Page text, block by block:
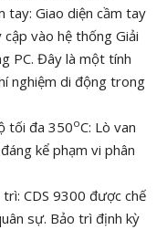
tay: Giao diện cầm tay
vào hệ thống Giải
PC. Đây là một tính
nghiệm di động trong
tối đa 350oC: Lò van
kể phạm vi phân
CDS 9300 được chế
sự. Bảo trì định kỳ